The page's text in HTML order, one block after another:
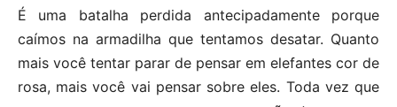
É uma batalha perdida antecipadamente porque
caímos na armadilha que tentamos desatar. Quanto
mais você tentar parar de pensar em elefantes cor de
rosa, mais você vai pensar sobre eles. Toda vez que